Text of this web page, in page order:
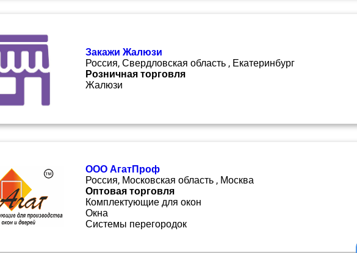
Закажи Жалюзи
Россия, Свердловская область , Екатеринбург
Розничная торговля
Жалюзи
ООО АгатПроф
Россия, Московская область , Москва
Оптовая торговля
Комплектующие для окон
Окна
Системы перегородок